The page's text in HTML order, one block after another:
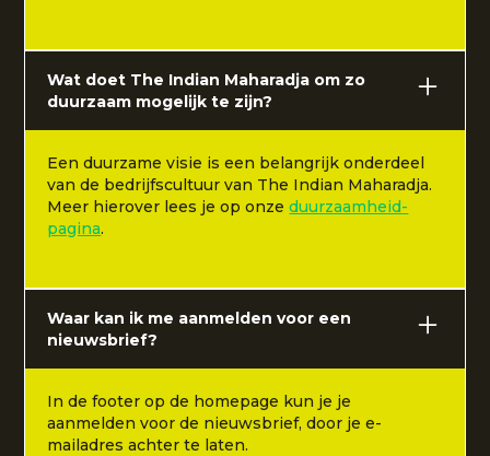
Wat doet The Indian Maharadja om zo
duurzaam mogelijk te zijn?
Een duurzame visie is een belangrijk onderdeel
van de bedrijfscultuur van The Indian Maharadja.
Meer hierover lees je op onzeduurzaamheid-
pagina.
Waar kan ik me aanmelden voor een
nieuwsbrief?
In de footer op de homepage kun je je
aanmelden voor de nieuwsbrief, door je e-
mailadres achter te laten.